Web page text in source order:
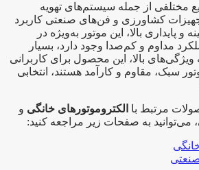
مختلفی از جمله سیستم‌های تهویه
کشاورزی و فن‌های صنعتی کاربرد
پایداری بالا، این موتور به‌ویژه در
مداوم و کم‌صدا وجود دارد، بسیار
بالا، این محصول برای کاربرانی
سبک، مقاوم و کارآمد هستند، انتخابی
مرتبط با الکتروموتورهای خانگی و
، می‌توانید به صفحات زیر مراجعه کنید:
صنعتی